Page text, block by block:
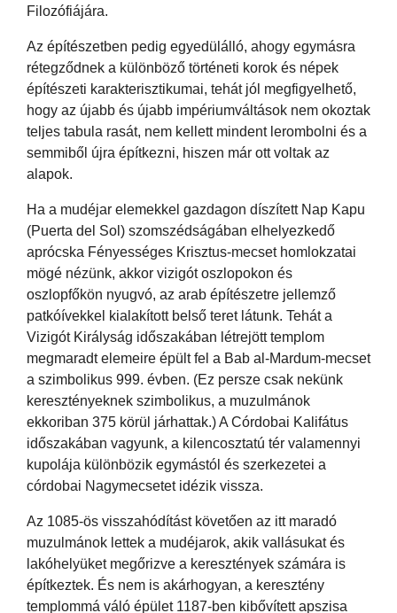
Filozófiájára.
Az építészetben pedig egyedülálló, ahogy egymásra
rétegződnek a különböző történeti korok és népek
építészeti karakterisztikumai, tehát jól megfigyelhető,
hogy az újabb és újabb impériumváltások nem okoztak
teljes tabula rasát, nem kellett mindent lerombolni és a
semmiből újra építkezni, hiszen már ott voltak az
alapok.
Ha a mudéjar elemekkel gazdagon díszített Nap Kapu
(Puerta del Sol) szomszédságában elhelyezkedő
aprócska Fényességes Krisztus-mecset homlokzatai
mögé nézünk, akkor vizigót oszlopokon és
oszlopfőkön nyugvó, az arab építészetre jellemző
patkóívekkel kialakított belső teret látunk. Tehát a
Vizigót Királyság időszakában létrejött templom
megmaradt elemeire épült fel a Bab al-Mardum-mecset
a szimbolikus 999. évben. (Ez persze csak nekünk
keresztényeknek szimbolikus, a muzulmánok
ekkoriban 375 körül járhattak.) A Córdobai Kalifátus
időszakában vagyunk, a kilencosztatú tér valamennyi
kupolája különbözik egymástól és szerkezetei a
córdobai Nagymecsetet idézik vissza.
Az 1085-ös visszahódítást követően az itt maradó
muzulmánok lettek a mudéjarok, akik vallásukat és
lakóhelyüket megőrizve a keresztények számára is
építkeztek. És nem is akárhogyan, a keresztény
templommá váló épület 1187-ben kibővített apszisa